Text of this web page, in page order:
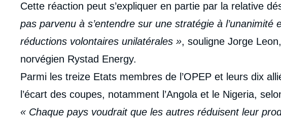
Cette réaction peut s’expliquer en partie par la relative
pas parvenu à s’entendre sur une stratégie à l’unanimité
réductions volontaires unilatérales », souligne Jorge
norvégien Rystad Energy.
Parmi les treize Etats membres de l’OPEP et leurs dix
l’écart des coupes, notamment l’Angola et le Nigeria,
« Chaque pays voudrait que les autres réduisent leur